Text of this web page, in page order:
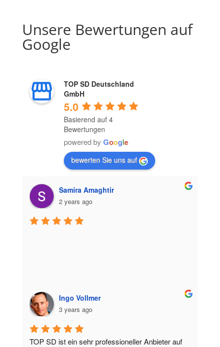
Unsere Bewertungen auf
Google
TOP SD Deutschland
GmbH
5.0
Basierend auf 4
Bewertungen
powered by Google
bewerten Sie uns auf
Samira Amaghtir
2 years ago
Ingo Vollmer
3 years ago
TOP SD ist ein sehr professioneller Anbieter auf